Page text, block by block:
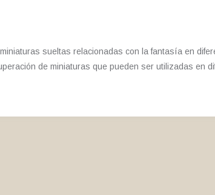
sueltas relacionadas con la fantasía en
de miniaturas que pueden ser utilizadas en